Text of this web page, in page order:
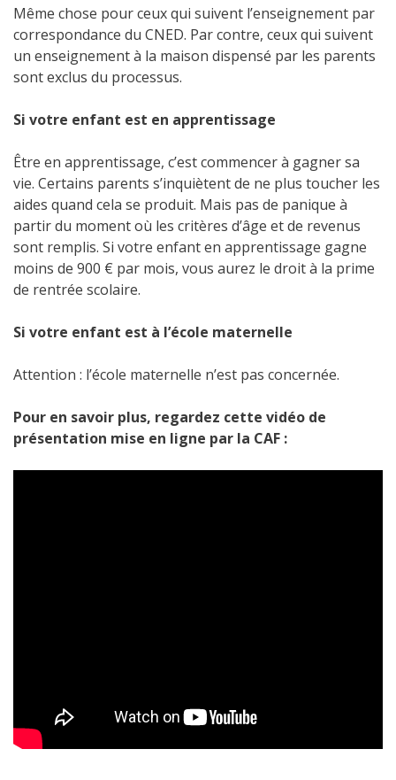
Même chose pour ceux qui suivent l’enseignement par
correspondance du CNED. Par contre, ceux qui suivent
un enseignement à la maison dispensé par les parents
sont exclus du processus.
Si votre enfant est en apprentissage
Être en apprentissage, c’est commencer à gagner sa
vie. Certains parents s’inquiètent de ne plus toucher les
aides quand cela se produit. Mais pas de panique à
partir du moment où les critères d’âge et de revenus
sont remplis. Si votre enfant en apprentissage gagne
moins de 900 € par mois, vous aurez le droit à la prime
de rentrée scolaire.
Si votre enfant est à l’école maternelle
Attention : l’école maternelle n’est pas concernée.
Pour en savoir plus, regardez cette vidéo de
présentation mise en ligne par la CAF :